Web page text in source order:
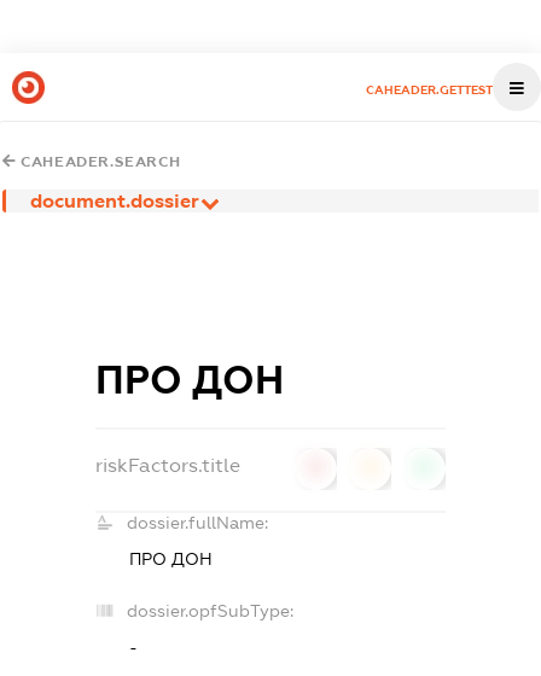
CAHEADER.GETTEST
CAHEADER.SEARCH
document.dossier
ПРО ДОН
riskFactors.title
dossier.fullName:
ПРО ДОН
dossier.opfSubType:
-